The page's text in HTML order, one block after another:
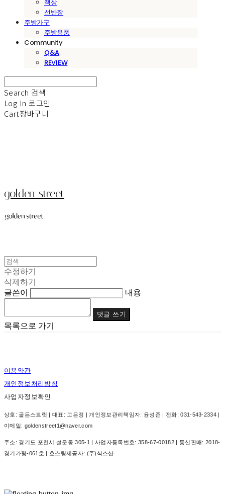
책상
선반장
주방가구
주방용품
Community
Q&A
REVIEW
Search 검색
Log In 로그인
Cart장바구니
golden street
수정하기
삭제하기
글쓴이
내용
댓글 쓰기
목록으로 가기
이용약관
개인정보처리방침
사업자정보확인
상호: 골든스트릿 | 대표: 고은정 | 개인정보관리책임자: 윤성준 | 전화: 031-543-2334 |
이메일: goldenstreet1@naver.com
주소: 경기도 포천시 설운동 305-1 | 사업자등록번호: 358-67-00182| 통신판매: 2018-
경기가평-061호 | 호스팅제공자: (주)식스샵